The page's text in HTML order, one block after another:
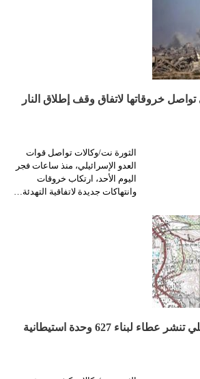
تواصل خروقاتها لاتفاق وقف إطلاق النار
الثورة نت/وكالات تواصل قوات
العدو الإسرائيلي، منذ ساعات فجر
اليوم الأحد، ارتكاب خروقات
وانتهاكات جديدة لاتفاقية التهدئة…
سلطات العدو الإسرائيلي تنشر عطاء لبناء 627 وحدة استيطانية